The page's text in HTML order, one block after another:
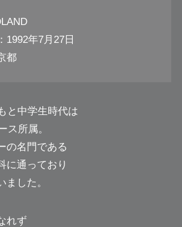
1992年7月27日
都
と中学生時代は
ス所属。
の名門である
に通っており
ました。
れず